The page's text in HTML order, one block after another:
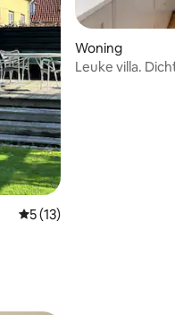
Gemiddelde beoordeling
5 (13)
Woning
Leuke villa.